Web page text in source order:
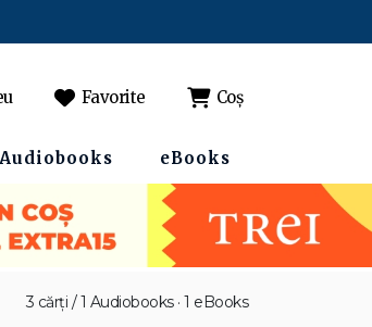
Favorite Coș
Audiobooks eBooks
3 cărți / 1 Audiobooks · 1 eBooks